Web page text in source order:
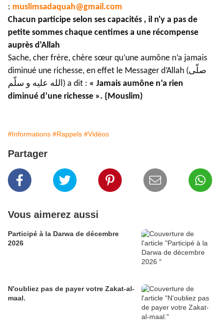
: muslimsadaquah@gmail.com
Chacun participe selon ses capacités , il n'y a pas de
petite sommes chaque centimes a une récompense
auprès d'Allah
Sache, cher frère, chère sœur qu’une aumône n’a jamais
diminué une richesse, en effet le Messager d’Allah (صلّى
الله عليه و سلّم) a dit : « Jamais aumône n’a rien
diminué d’une richesse ». {Mouslim)
#Informations #Rappels #Vidéos
Partager
Vous aimerez aussi
Participé à la Darwa de décembre
2026
N'oubliez pas de payer votre Zakat-al-
maal.